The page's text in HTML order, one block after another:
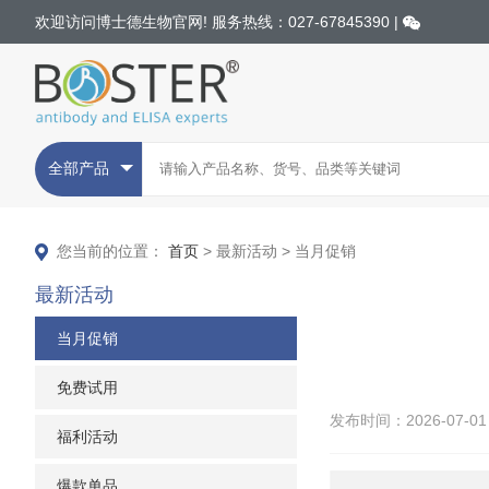
欢迎访问博士德生物官网! 服务热线：027-67845390 |
全部产品
您当前的位置： 首页 > 最新活动 > 当月促销
最新活动
当月促销
免费试用
福利活动
发布时间：2026-07-01